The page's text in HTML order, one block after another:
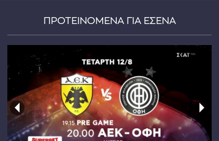
ΠΡΟΤΕΙΝΟΜΕΝΑ ΓΙΑ ΕΣΕΝΑ